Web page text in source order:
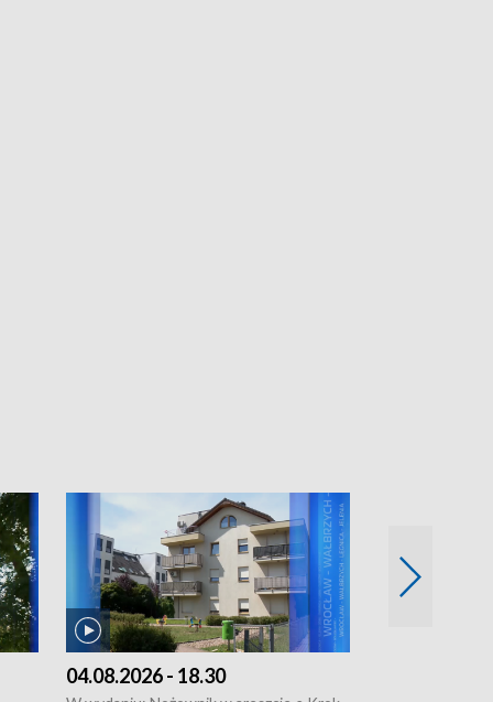
04.08.2026 - 18.30